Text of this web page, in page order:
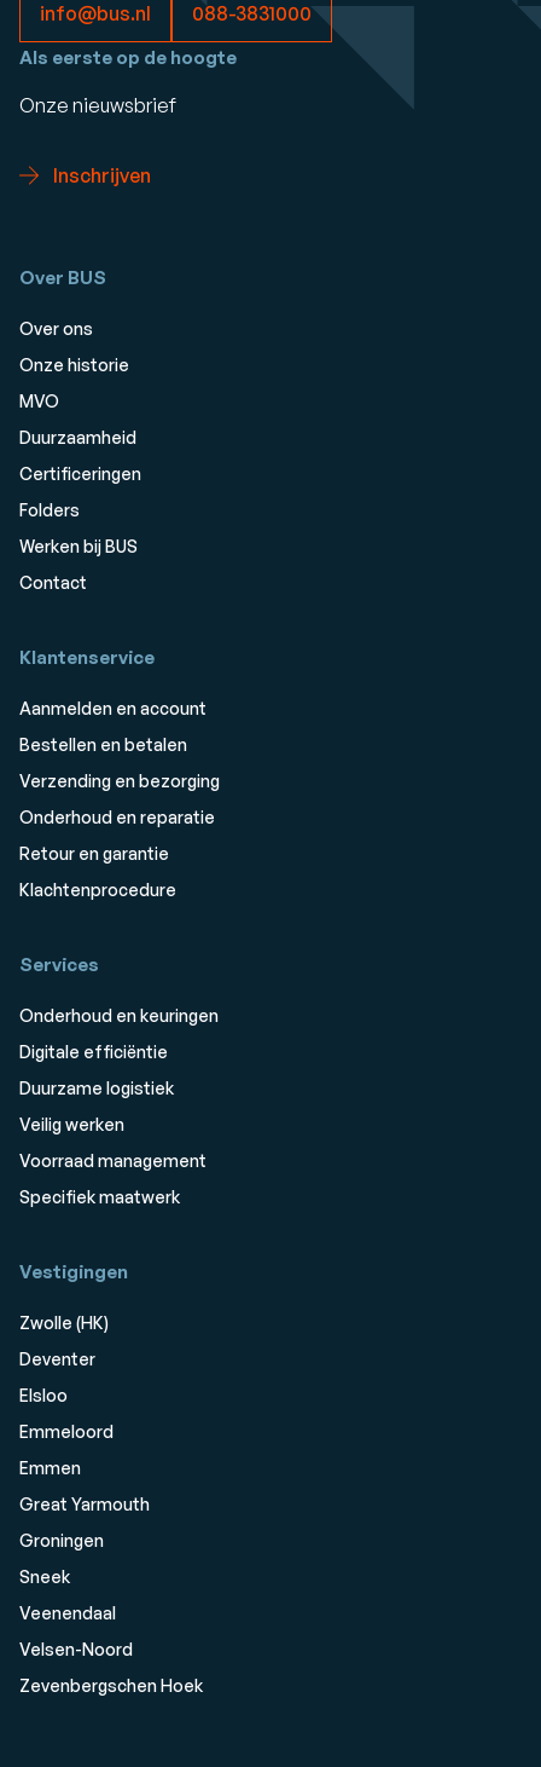
info@bus.nl 088-3831000
Als eerste op de hoogte
Onze nieuwsbrief
Inschrijven
Over BUS
Over ons
Onze historie
MVO
Duurzaamheid
Certificeringen
Folders
Werken bij BUS
Contact
Klantenservice
Aanmelden en account
Bestellen en betalen
Verzending en bezorging
Onderhoud en reparatie
Retour en garantie
Klachtenprocedure
Services
Onderhoud en keuringen
Digitale efficiëntie
Duurzame logistiek
Veilig werken
Voorraad management
Specifiek maatwerk
Vestigingen
Zwolle (HK)
Deventer
Elsloo
Emmeloord
Emmen
Great Yarmouth
Groningen
Sneek
Veenendaal
Velsen-Noord
Zevenbergschen Hoek